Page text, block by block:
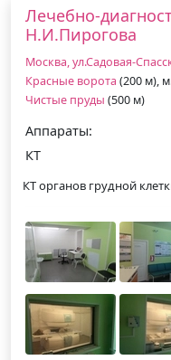
Лечебно-
Н.И.Пирогова
Москва, ул.Садовая-
Красные ворота (200 м),
Чистые пруды (500 м)
Аппараты:
КТ
КТ органов грудной